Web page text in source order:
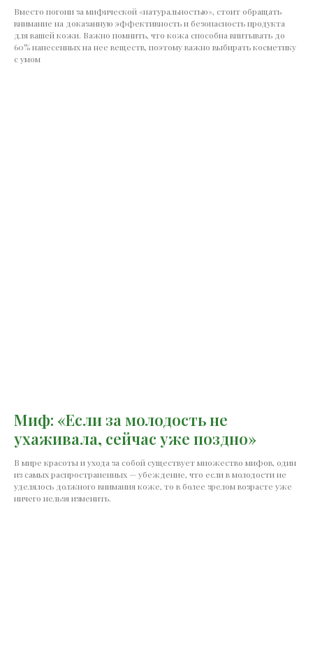
Вместо погони за мифической «натуральностью», стоит обращать
внимание на доказанную эффективность и безопасность продукта
для вашей кожи. Важно помнить, что кожа способна впитывать до
60% нанесенных на нее веществ, поэтому важно выбирать косметику
с умом
Миф: «Если за молодость не
ухаживала, сейчас уже поздно»
В мире красоты и ухода за собой существует множество мифов, один
из самых распространенных — убеждение, что если в молодости не
уделялось должного внимания коже, то в более зрелом возрасте уже
ничего нельзя изменить.